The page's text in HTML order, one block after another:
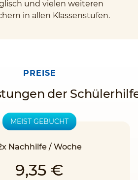
und vielen weiteren
in allen Klassenstufen.
PREISE
der
MEIST GEBUCHT
Nachhilfe / Woche
9,35 €